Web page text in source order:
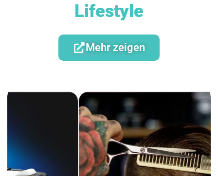
Lifestyle
Mehr zeigen